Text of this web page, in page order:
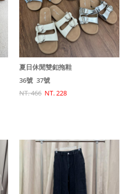
夏日休閒雙釦拖鞋
36號 37號
NT. 466 NT. 228